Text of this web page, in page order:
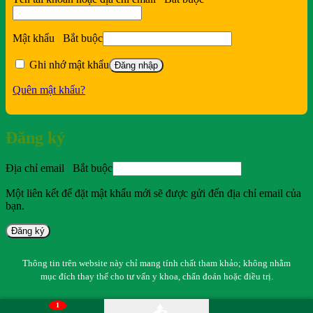
1
Mật khẩu Bắt buộc
Ghi nhớ mật khẩu Đăng nhập
Quên mật khẩu?
Đăng ký
Địa chỉ email Bắt buộc
Một liên kết để đặt mật khẩu mới sẽ được gửi đến địa chỉ email của
bạn.
Đăng ký
Thông tin trên website này chỉ mang tính chất tham khảo; không nhằm
mục đích thay thế cho tư vấn y khoa, chẩn đoán hoặc điều trị.